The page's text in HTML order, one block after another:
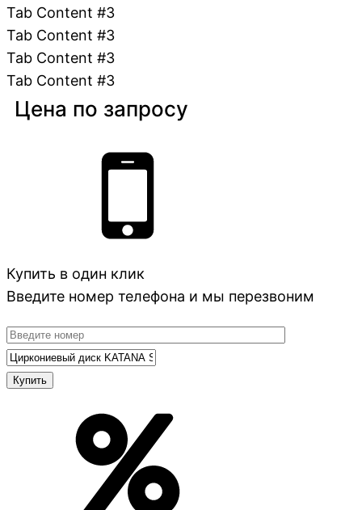
Tab Content #3
Tab Content #3
Tab Content #3
Tab Content #3
Цена по запросу
Купить в один клик
Введите номер телефона и мы перезвоним